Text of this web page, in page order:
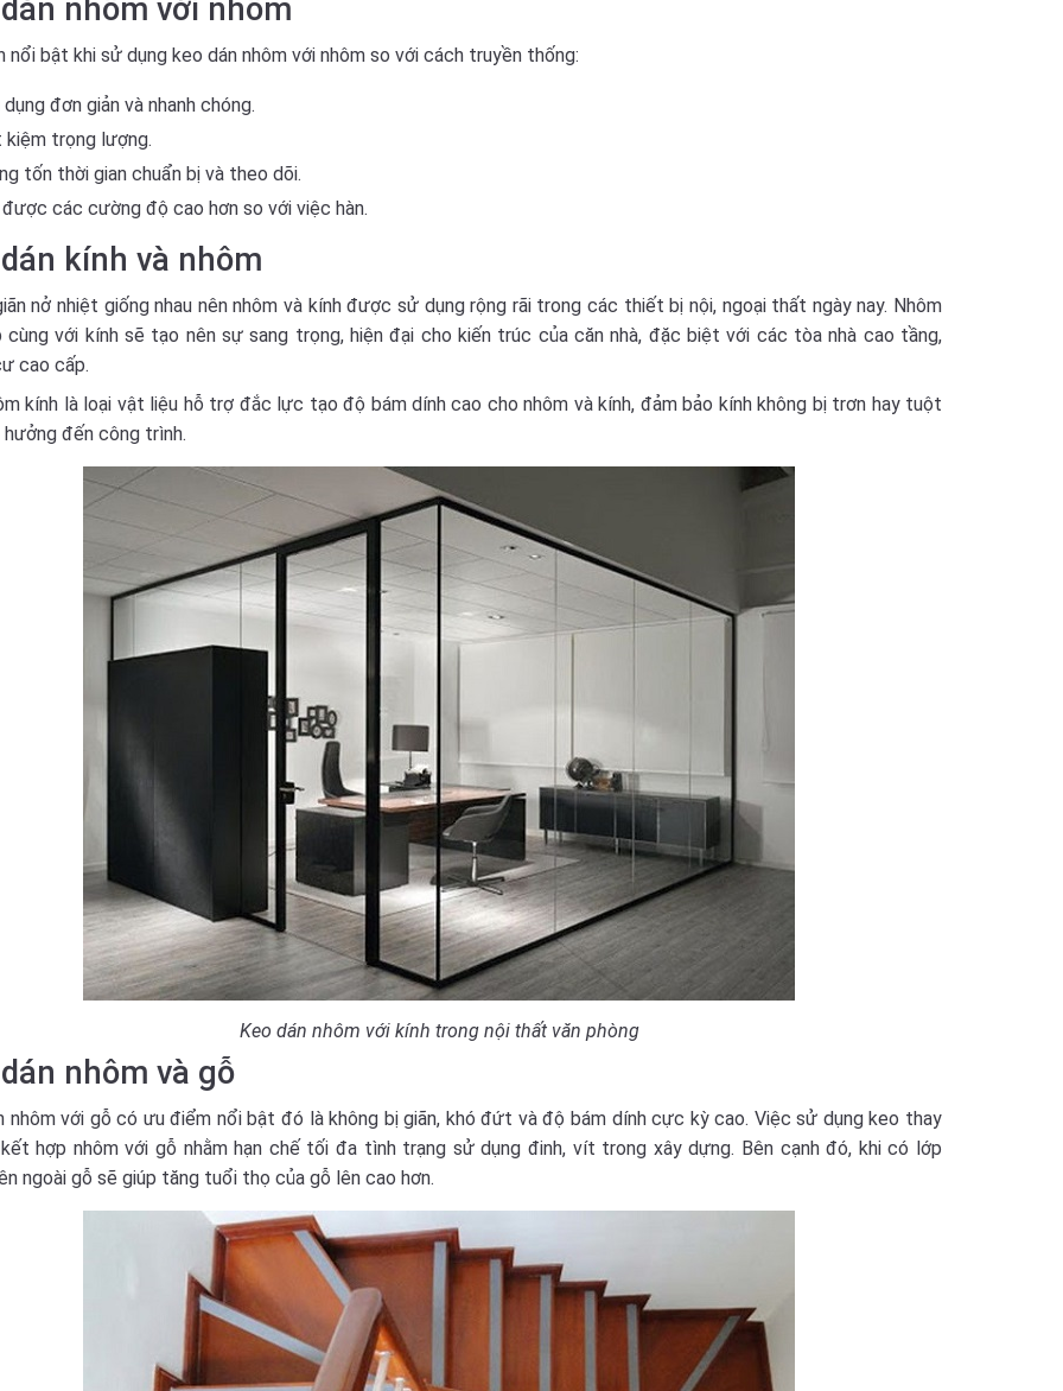
nhôm với nhôm
nổi bật khi sử dụng keo dán nhôm với nhôm so với cách truyền thống:
dụng đơn giản và nhanh chóng.
kiệm trọng lượng.
tốn thời gian chuẩn bị và theo dõi.
các cường độ cao hơn so với việc hàn.
kính và nhôm
nở nhiệt giống nhau nên nhôm và kính được sử dụng rộng rãi trong các thiết bị nội, ngoại thất ngày nay. Nhôm
cùng với kính sẽ tạo nên sự sang trọng, hiện đại cho kiến trúc của căn nhà, đặc biệt với các tòa nhà cao tầng,
cao cấp.
kính là loại vật liệu hỗ trợ đắc lực tạo độ bám dính cao cho nhôm và kính, đảm bảo kính không bị trơn hay tuột
hưởng đến công trình.
Keo dán nhôm với kính trong nội thất văn phòng
nhôm và gỗ
nhôm với gỗ có ưu điểm nổi bật đó là không bị giãn, khó đứt và độ bám dính cực kỳ cao. Việc sử dụng keo thay
hợp nhôm với gỗ nhằm hạn chế tối đa tình trạng sử dụng đinh, vít trong xây dựng. Bên cạnh đó, khi có lớp
ngoài gỗ sẽ giúp tăng tuổi thọ của gỗ lên cao hơn.